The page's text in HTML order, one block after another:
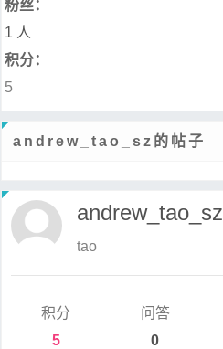
粉丝：
1 人
积分：
5
andrew_tao_sz的帖子
andrew_tao_sz
tao
积分
5
问答
0